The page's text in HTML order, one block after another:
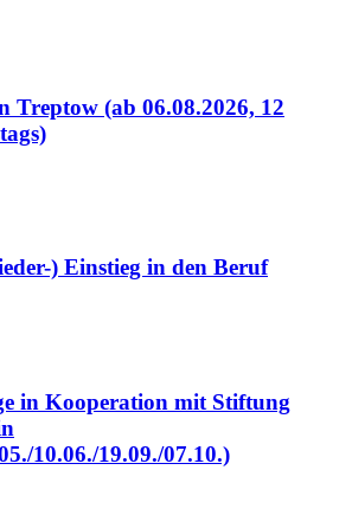
Treptow (ab 06.08.2026, 12
) Einstieg in den Beruf
in Kooperation mit Stiftung
10.06./19.09./07.10.)